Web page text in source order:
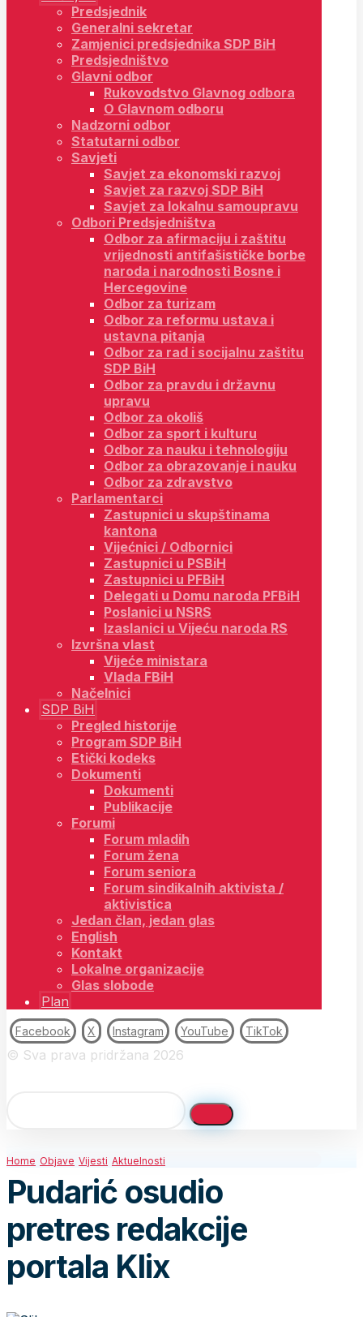
Predsjednik
Generalni sekretar
Zamjenici predsjednika SDP BiH
Predsjedništvo
Glavni odbor
Rukovodstvo Glavnog odbora
O Glavnom odboru
Nadzorni odbor
Statutarni odbor
Savjeti
Savjet za ekonomski razvoj
Savjet za razvoj SDP BiH
Savjet za lokalnu samoupravu
Odbori Predsjedništva
Odbor za afirmaciju i zaštitu
vrijednosti antifašističke borbe
naroda i narodnosti Bosne i
Hercegovine
Odbor za turizam
Odbor za reformu ustava i
ustavna pitanja
Odbor za rad i socijalnu zaštitu
SDP BiH
Odbor za pravdu i državnu
upravu
Odbor za okoliš
Odbor za sport i kulturu
Odbor za nauku i tehnologiju
Odbor za obrazovanje i nauku
Odbor za zdravstvo
Parlamentarci
Zastupnici u skupštinama
kantona
Vijećnici / Odbornici
Zastupnici u PSBiH
Zastupnici u PFBiH
Delegati u Domu naroda PFBiH
Poslanici u NSRS
Izaslanici u Vijeću naroda RS
Izvršna vlast
Vijeće ministara
Vlada FBiH
Načelnici
SDP BiH
Pregled historije
Program SDP BiH
Etički kodeks
Dokumenti
Dokumenti
Publikacije
Forumi
Forum mladih
Forum žena
Forum seniora
Forum sindikalnih aktivista /
aktivistica
Jedan član, jedan glas
English
Kontakt
Lokalne organizacije
Glas slobode
Plan
Facebook X Instagram YouTube TikTok
© Sva prava pridržana 2026
Home Objave Vijesti Aktuelnosti
Pudarić osudio
pretres redakcije
portala Klix